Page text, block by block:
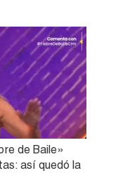
de Baile»
así quedó la